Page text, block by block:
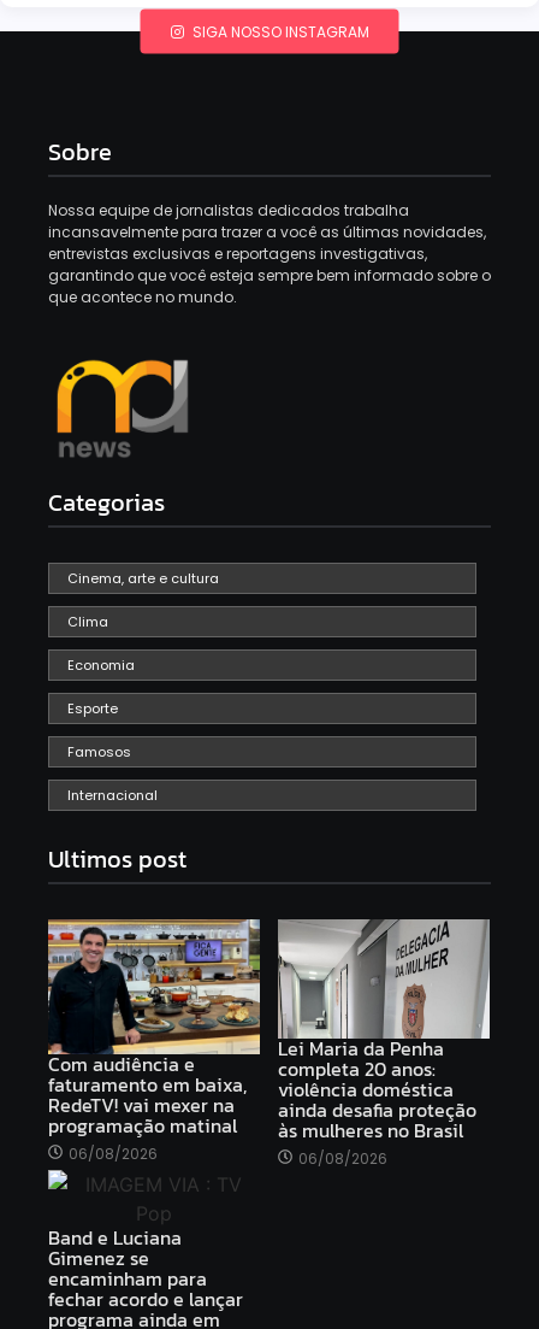
SIGA NOSSO INSTAGRAM
Sobre
Nossa equipe de jornalistas dedicados trabalha
incansavelmente para trazer a você as últimas novidades,
entrevistas exclusivas e reportagens investigativas,
garantindo que você esteja sempre bem informado sobre o
que acontece no mundo.
Categorias
Cinema, arte e cultura
Clima
Economia
Esporte
Famosos
Internacional
Ultimos post
Com audiência e
faturamento em baixa,
RedeTV! vai mexer na
programação matinal
06/08/2026
Lei Maria da Penha
completa 20 anos:
violência doméstica
ainda desafia proteção
às mulheres no Brasil
06/08/2026
Band e Luciana
Gimenez se
encaminham para
fechar acordo e lançar
programa ainda em